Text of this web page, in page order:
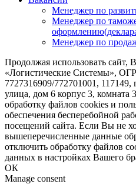
Менеджер по
Менеджер по
Менеджер по
Продолжая использовать сайт,
«Логистические Системы»,
7727316909/772701001,
улица, дом 6 корпус 3, комната
обработку файлов cookies и
обеспечения бесперебойной
посещений сайта. Если Вы не
вышеперечисленные данные
отключить обработку файлов
данных в настройках Вашего
ОК
Manage consent